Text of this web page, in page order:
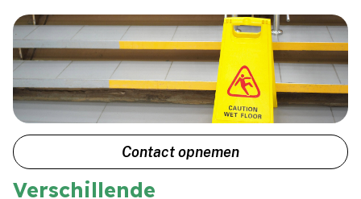
Contact opnemen
Verschillende